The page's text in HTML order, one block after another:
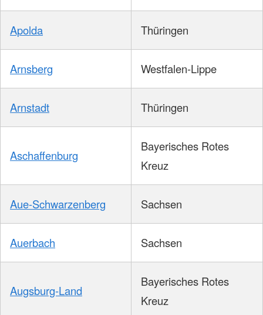
Apolda Thüringen
Arnsberg Westfalen-Lippe
Arnstadt Thüringen
Aschaffenburg
Bayerisches Rotes
Kreuz
Aue-Schwarzenberg Sachsen
Auerbach Sachsen
Augsburg-Land
Bayerisches Rotes
Kreuz